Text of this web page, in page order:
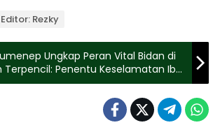
Editor: Rezky
Ungkap Peran Vital Bidan di
Terpencil: Penentu Keselamatan Ibu